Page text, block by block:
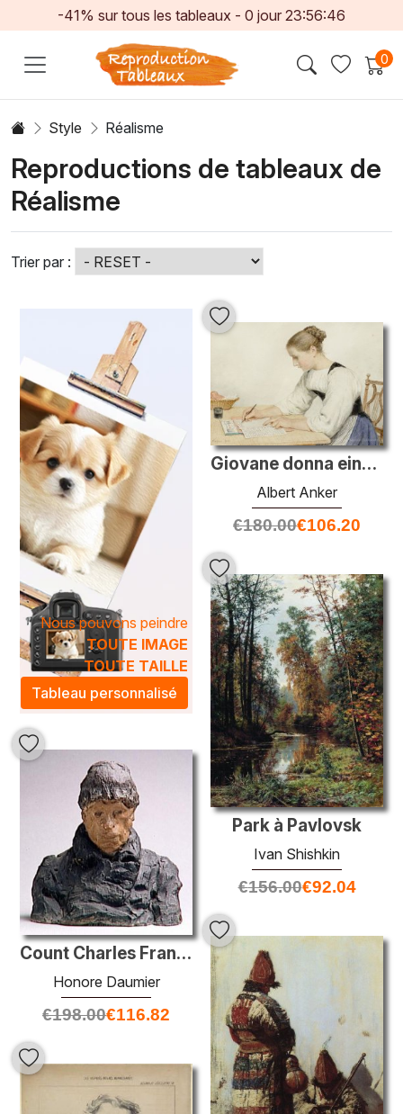
-41% sur tous les tableaux - 0 jour 23:56:44
0
Style Réalisme
Reproductions de tableaux de
Réalisme
Trier par :
Nous pouvons peindre
TOUTE IMAGE
TOUTE TAILLE
Tableau personnalisé
Giovane donna einen Brief schreibend
Albert Anker
€180.00€106.20
Park à Pavlovsk
Ivan Shishkin
€156.00€92.04
Count Charles François Malo de Lameth, député
Honore Daumier
€198.00€116.82